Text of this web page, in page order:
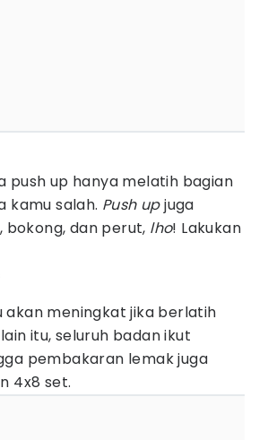
push up hanya melatih bagian
kamu salah. Push upjuga
bokong, dan perut, lho! Lakukan
akan meningkat jika berlatih
itu, seluruh badan ikut
pembakaran lemak juga
4x8 set.